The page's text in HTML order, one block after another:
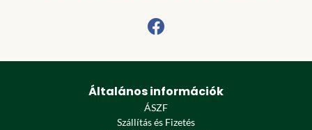
Általános információk
ÁSZF
Szállítás és Fizetés